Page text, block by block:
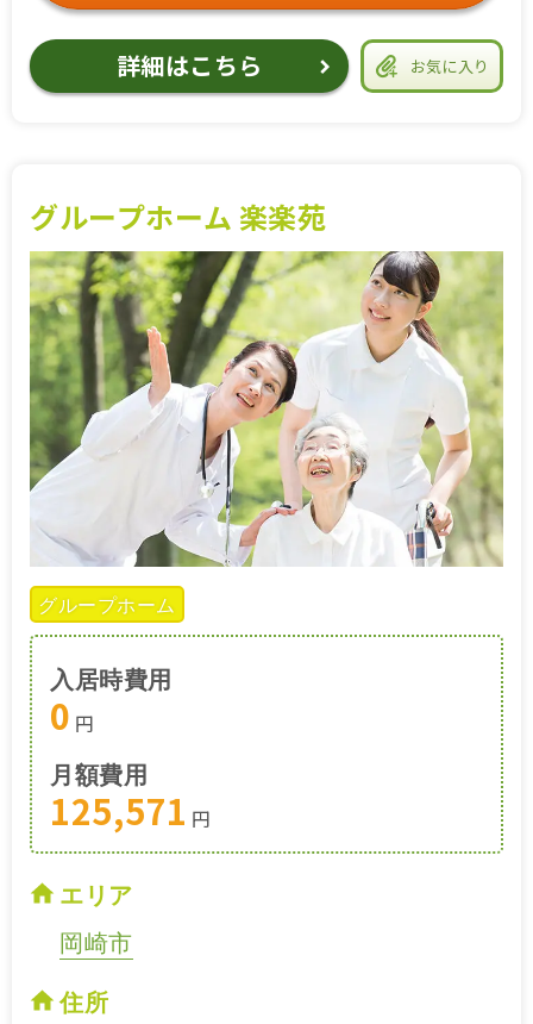
お気に入り
詳細はこちら
グループホーム 楽楽苑
グループホーム
入居時費用
0 円
月額費用
125,571 円
エリア
岡崎市
住所